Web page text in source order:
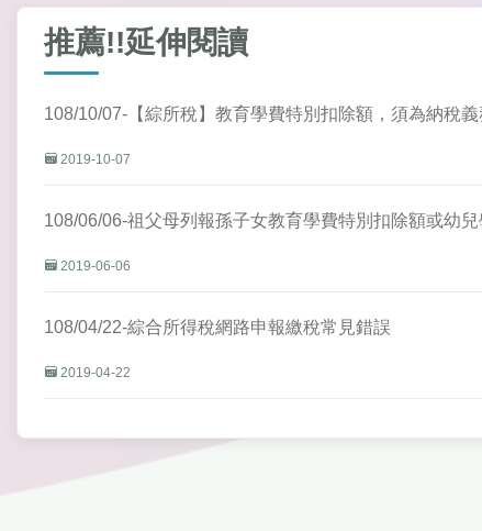
推薦!!延伸閱讀
108/10/07-【綜所稅】教育學費特別扣除額，須為納稅
2019-10-07
108/06/06-祖父母列報孫子女教育學費特別扣除額或幼
2019-06-06
108/04/22-綜合所得稅網路申報繳稅常見錯誤
2019-04-22